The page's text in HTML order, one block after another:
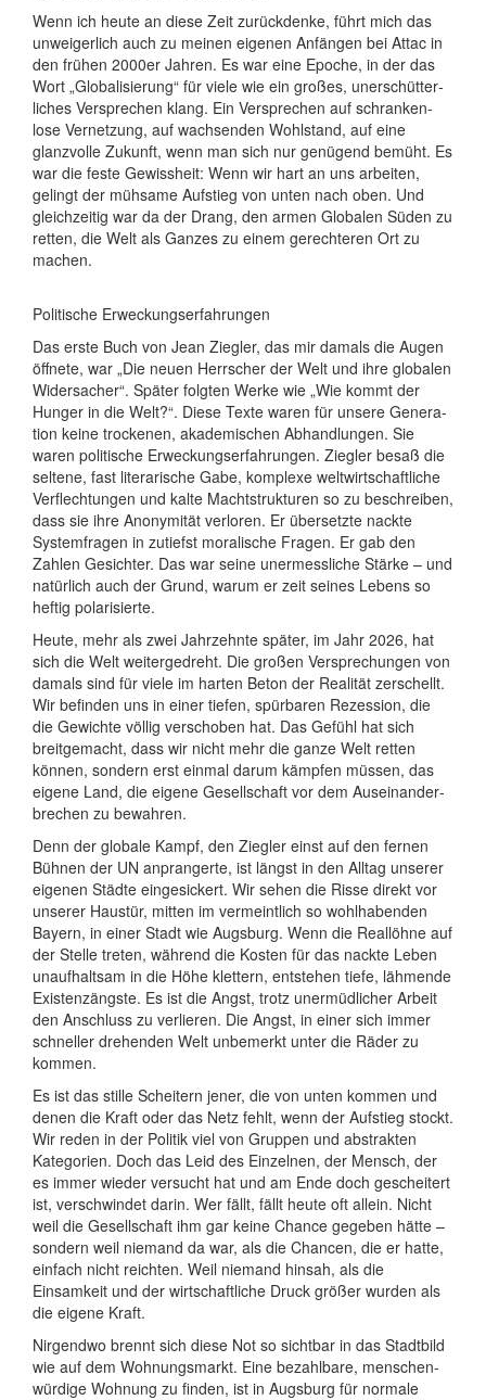
Wenn ich heute an diese Zeit zurückdenke, führt mich das
unweiger­lich auch zu meinen eigenen Anfängen bei Attac in
den frühen 2000er Jahren. Es war eine Epoche, in der das
Wort „Globali­sierung“ für viele wie ein großes, uner­schütter­
liches Versprechen klang. Ein Versprechen auf schranken­
lose Vernetzung, auf wachsenden Wohlstand, auf eine
glanzvolle Zukunft, wenn man sich nur genügend bemüht. Es
war die feste Gewissheit: Wenn wir hart an uns arbeiten,
gelingt der mühsame Aufstieg von unten nach oben. Und
gleich­zeitig war da der Drang, den armen Globalen Süden zu
retten, die Welt als Ganzes zu einem gerech­teren Ort zu
machen.
Politische Erweckungserfahrungen
Das erste Buch von Jean Ziegler, das mir damals die Augen
öff­nete, war „Die neuen Herr­scher der Welt und ihre glo­balen
Wider­sacher“. Später folgten Werke wie „Wie kommt der
Hunger in die Welt?“. Diese Texte waren für unsere Gene­ra­
tion keine trocke­nen, aka­demi­schen Ab­hand­lungen. Sie
waren poli­ti­sche Er­weckungs­er­fah­rungen. Ziegler besaß die
sel­tene, fast lite­rari­sche Gabe, kom­plexe welt­wirt­schaft­liche
Ver­flech­tungen und kalte Macht­struk­turen so zu be­schrei­ben,
dass sie ihre Ano­nymi­tät ver­loren. Er über­setzte nackte
System­fragen in zu­tiefst mora­li­sche Fragen. Er gab den
Zahlen Gesich­ter. Das war seine uner­messl­iche Stärke – und
natür­lich auch der Grund, warum er zeit seines Lebens so
heftig pola­ri­sierte.
Heute, mehr als zwei Jahrzehnte später, im Jahr 2026, hat
sich die Welt weitergedreht. Die großen Versprechungen von
damals sind für viele im harten Beton der Realität zerschellt.
Wir befinden uns in einer tiefen, spürbaren Rezession, die
die Gewichte völlig verschoben hat. Das Gefühl hat sich
breitgemacht, dass wir nicht mehr die ganze Welt retten
können, sondern erst einmal darum kämpfen müssen, das
eigene Land, die eigene Gesell­schaft vor dem Auseinander­
brechen zu bewahren.
Denn der globale Kampf, den Ziegler einst auf den fernen
Bühnen der UN anprangerte, ist längst in den Alltag unserer
eigenen Städte eingesickert. Wir sehen die Risse direkt vor
unserer Haustür, mitten im vermeint­lich so wohl­habenden
Bayern, in einer Stadt wie Augsburg. Wenn die Reallöhne auf
der Stelle treten, während die Kosten für das nackte Leben
unauf­haltsam in die Höhe klettern, entstehen tiefe, lähmende
Existenz­ängste. Es ist die Angst, trotz unermüd­licher Arbeit
den Anschluss zu verlieren. Die Angst, in einer sich immer
schneller drehenden Welt unbemerkt unter die Räder zu
kommen.
Es ist das stille Scheitern jener, die von unten kommen und
denen die Kraft oder das Netz fehlt, wenn der Aufstieg stockt.
Wir reden in der Politik viel von Gruppen und abstrakten
Kategorien. Doch das Leid des Einzelnen, der Mensch, der
es immer wieder versucht hat und am Ende doch geschei­tert
ist, verschwindet darin. Wer fällt, fällt heute oft allein. Nicht
weil die Gesell­schaft ihm gar keine Chance gegeben hätte –
sondern weil niemand da war, als die Chancen, die er hatte,
einfach nicht reichten. Weil niemand hinsah, als die
Einsamkeit und der wirt­schaft­liche Druck größer wurden als
die eigene Kraft.
Nirgendwo brennt sich diese Not so sichtbar in das Stadtbild
wie auf dem Wohnungs­markt. Eine bezahlbare, menschen­
würdige Wohnung zu finden, ist in Augsburg für normale